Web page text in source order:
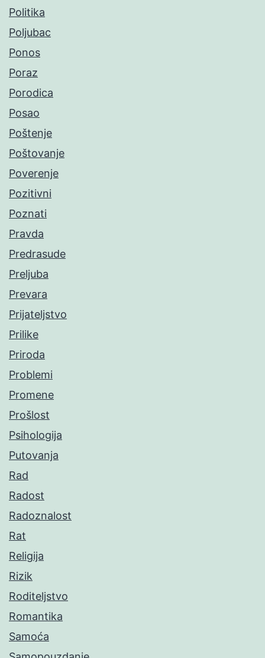
Politika
Poljubac
Ponos
Poraz
Porodica
Posao
Poštenje
Poštovanje
Poverenje
Pozitivni
Poznati
Pravda
Predrasude
Preljuba
Prevara
Prijateljstvo
Prilike
Priroda
Problemi
Promene
Prošlost
Psihologija
Putovanja
Rad
Radost
Radoznalost
Rat
Religija
Rizik
Roditeljstvo
Romantika
Samoća